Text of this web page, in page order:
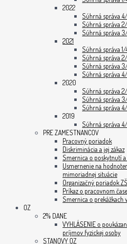
2022
Súhrná správa
Súhrná správa
Súhrná správa
2021
Súhrná správa 1/
Súhrná správa 2/
Súhrná správa
Súhrná správa 4/
2020
Súhrná správa
Súhrná správa
Súhrná správa
2019
Súhrná správa
PRE ZAMESTNANCOV
Pracovný poriadok
Diskriminácia a jej zákaz
Smernica o poskytnutí
Usmernenie na
mimoriadnej situácie
Organizačný poriadok
Príkaz o pracovnom
Smernica o prekážkach
OZ
2% DANE
VYHLÁSENIE o
príjmov fyzickej osoby
STANOVY OZ